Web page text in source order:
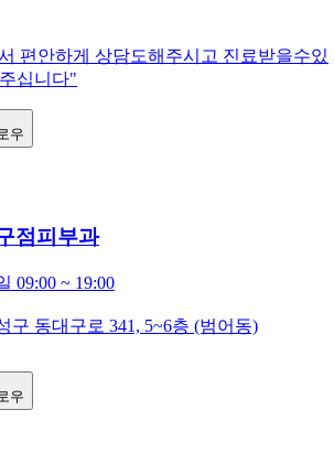
편안하게 상담도해주시고 진료받을수있
십니다"
우
점피부과
09:00 ~ 19:00
구 동대구로 341, 5~6층 (범어동)
우